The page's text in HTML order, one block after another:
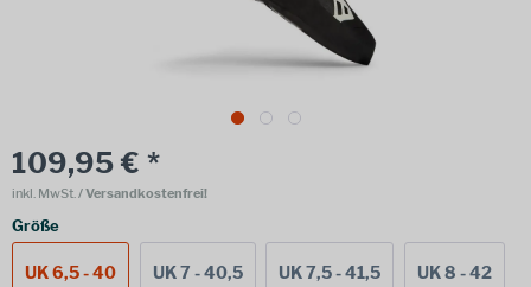
109,95 € *
inkl. MwSt./ Versandkostenfrei!
Größe
UK 6,5 - 40 UK 7 - 40,5 UK 7,5 - 41,5 UK 8 - 42